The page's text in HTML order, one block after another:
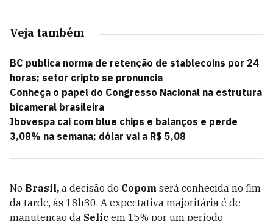
Veja também
BC publica norma de retenção de stablecoins por 24
horas; setor cripto se pronuncia
Conheça o papel do Congresso Nacional na estrutura
bicameral brasileira
Ibovespa cai com blue chips e balanços e perde
3,08% na semana; dólar vai a R$ 5,08
No Brasil, a decisão do Copom será conhecida no fim
da tarde, às 18h30. A expectativa majoritária é de
manutenção da Selic em 15% por um período